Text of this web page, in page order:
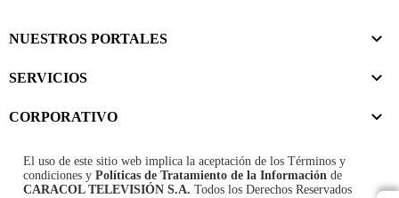
NUESTROS PORTALES
SERVICIOS
CORPORATIVO
El uso de este sitio web implica la aceptación de los Términos y
condiciones y Políticas de Tratamiento de la Información de
CARACOL TELEVISIÓN S.A. Todos los Derechos Reservados